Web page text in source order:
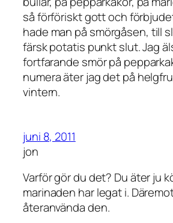
så förföriskt gott och
hade man på smörgåsen, till
färsk potatis punkt slut. Jag
fortfarande smör på
numera äter jag det på
vintern.
juni 8, 2011
jon
Varför gör du det? Du äter ju
marinaden har legat i.
återanvända den.